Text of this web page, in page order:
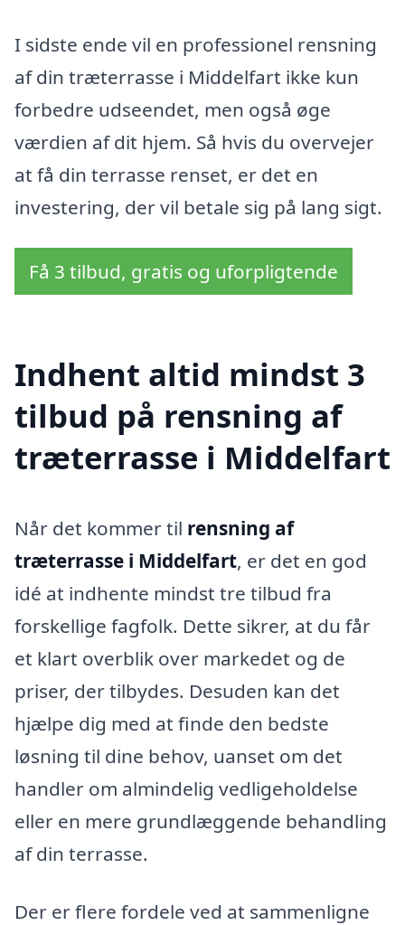
I sidste ende vil en professionel rensning
af din træterrasse i Middelfart ikke kun
forbedre udseendet, men også øge
værdien af dit hjem. Så hvis du overvejer
at få din terrasse renset, er det en
investering, der vil betale sig på lang sigt.
Få 3 tilbud, gratis og uforpligtende
Indhent altid mindst 3
tilbud på rensning af
træterrasse i Middelfart
Når det kommer til rensning af
træterrasse i Middelfart, er det en god
idé at indhente mindst tre tilbud fra
forskellige fagfolk. Dette sikrer, at du får
et klart overblik over markedet og de
priser, der tilbydes. Desuden kan det
hjælpe dig med at finde den bedste
løsning til dine behov, uanset om det
handler om almindelig vedligeholdelse
eller en mere grundlæggende behandling
af din terrasse.
Der er flere fordele ved at sammenligne